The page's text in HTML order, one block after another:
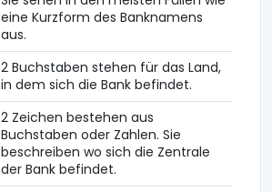
eine Kurzform des Banknamens
aus.
2 Buchstaben stehen für das Land,
in dem sich die Bank befindet.
2 Zeichen bestehen aus
Buchstaben oder Zahlen. Sie
beschreiben wo sich die Zentrale
der Bank befindet.